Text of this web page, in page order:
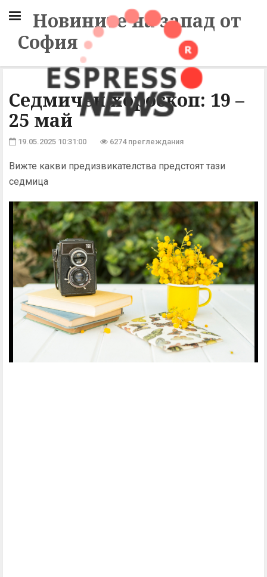
Новините на запад от
София
Седмичен хороскоп: 19 –
25 май
19.05.2025 10:31:00 6274 преглеждания
Вижте какви предизвикателства предстоят тази
седмица